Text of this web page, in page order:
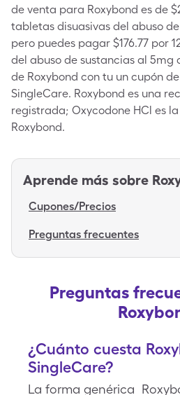
de venta para Roxybond es de
tabletas disuasivas del abuso
pero puedes pagar $176.77 por
del abuso de sustancias al 5mg
de Roxybond con tu un cupón
SingleCare. Roxybond es una
registrada; Oxycodone HCl es
Roxybond.
Aprende más sobre
Cupones/Precios
Preguntas frecuentes
Preguntas
¿Cuánto cuesta
SingleCare?
La forma genérica